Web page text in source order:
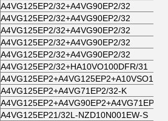
A4VG125EP2/32+A4VG90EP2/32
A4VG125EP2/32+A4VG90EP2/32
A4VG125EP2/32+A4VG90EP2/32
A4VG125EP2/32+A4VG90EP2/32
A4VG125EP2/32+A4VG90EP2/32
A4VG125EP2/32+HA10VO100DFR/31
A4VG125EP2+A4VG71EP2/32-K
A4VG125EP21/32L-NZD10N001EW-S